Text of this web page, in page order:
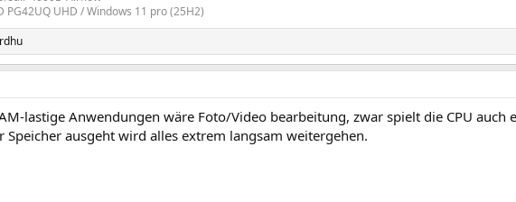
PG42UQ UHD / Windows 11 pro (25H2)
lastige Anwendungen wäre Foto/Video bearbeitung, zwar spielt die CPU auch
Speicher ausgeht wird alles extrem langsam weitergehen.